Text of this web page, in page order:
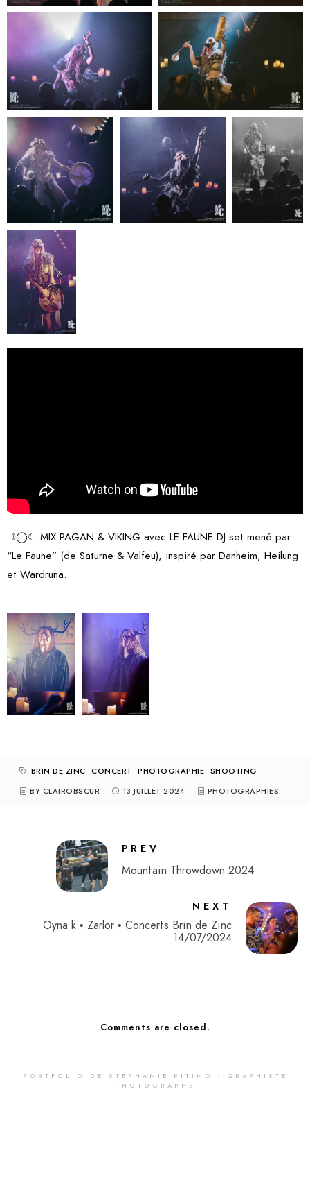
☽◯☾ MIX PAGAN & VIKING avec LE FAUNE DJ set mené par
“Le Faune” (de Saturne & Valfeu), inspiré par Danheim, Heilung
et Wardruna.
BRIN DE ZINC CONCERT PHOTOGRAPHIE SHOOTING
BY CLAIROBSCUR
13 JUILLET 2024 PHOTOGRAPHIES
PREV
Mountain Throwdown 2024
NEXT
Oyna k • Zarlor • Concerts Brin de Zinc
14/07/2024
Comments are closed.
PORTFOLIO DE STÉPHANIE PITINO - GRAPHISTE
PHOTOGRAPHE